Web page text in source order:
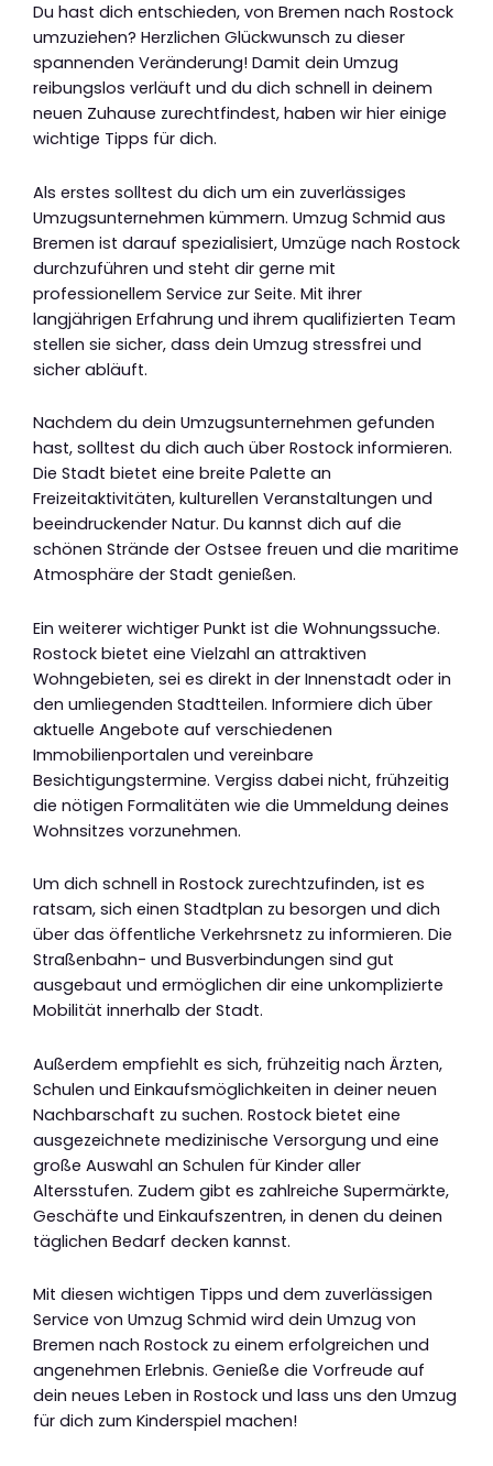
Du hast dich entschieden, von Bremen nach Rostock
umzuziehen? Herzlichen Glückwunsch zu dieser
spannenden Veränderung! Damit dein Umzug
reibungslos verläuft und du dich schnell in deinem
neuen Zuhause zurechtfindest, haben wir hier einige
wichtige Tipps für dich.
Als erstes solltest du dich um ein zuverlässiges
Umzugsunternehmen kümmern. Umzug Schmid aus
Bremen ist darauf spezialisiert, Umzüge nach Rostock
durchzuführen und steht dir gerne mit
professionellem Service zur Seite. Mit ihrer
langjährigen Erfahrung und ihrem qualifizierten Team
stellen sie sicher, dass dein Umzug stressfrei und
sicher abläuft.
Nachdem du dein Umzugsunternehmen gefunden
hast, solltest du dich auch über Rostock informieren.
Die Stadt bietet eine breite Palette an
Freizeitaktivitäten, kulturellen Veranstaltungen und
beeindruckender Natur. Du kannst dich auf die
schönen Strände der Ostsee freuen und die maritime
Atmosphäre der Stadt genießen.
Ein weiterer wichtiger Punkt ist die Wohnungssuche.
Rostock bietet eine Vielzahl an attraktiven
Wohngebieten, sei es direkt in der Innenstadt oder in
den umliegenden Stadtteilen. Informiere dich über
aktuelle Angebote auf verschiedenen
Immobilienportalen und vereinbare
Besichtigungstermine. Vergiss dabei nicht, frühzeitig
die nötigen Formalitäten wie die Ummeldung deines
Wohnsitzes vorzunehmen.
Um dich schnell in Rostock zurechtzufinden, ist es
ratsam, sich einen Stadtplan zu besorgen und dich
über das öffentliche Verkehrsnetz zu informieren. Die
Straßenbahn- und Busverbindungen sind gut
ausgebaut und ermöglichen dir eine unkomplizierte
Mobilität innerhalb der Stadt.
Außerdem empfiehlt es sich, frühzeitig nach Ärzten,
Schulen und Einkaufsmöglichkeiten in deiner neuen
Nachbarschaft zu suchen. Rostock bietet eine
ausgezeichnete medizinische Versorgung und eine
große Auswahl an Schulen für Kinder aller
Altersstufen. Zudem gibt es zahlreiche Supermärkte,
Geschäfte und Einkaufszentren, in denen du deinen
täglichen Bedarf decken kannst.
Mit diesen wichtigen Tipps und dem zuverlässigen
Service von Umzug Schmid wird dein Umzug von
Bremen nach Rostock zu einem erfolgreichen und
angenehmen Erlebnis. Genieße die Vorfreude auf
dein neues Leben in Rostock und lass uns den Umzug
für dich zum Kinderspiel machen!